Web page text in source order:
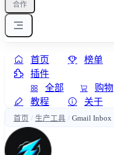
合作
首页 榜单
插件
全部
购物
教程
关于
首页 / 生产工具 / Gmail Inbox